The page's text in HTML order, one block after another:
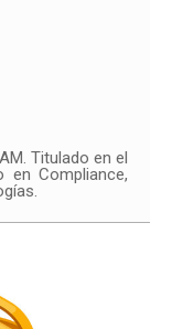
Titulado en el
en Compliance,